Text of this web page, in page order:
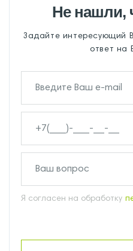
Не нашли,
Задайте интересующий
ответ на
Я согласен на обработку